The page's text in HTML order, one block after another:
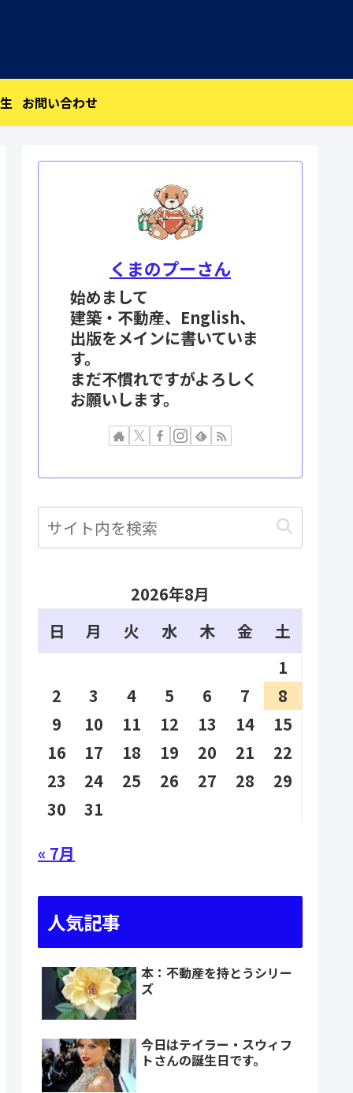
お問い合わせ
くまのプーさん
始めまして
建築・不動産、English、
出版をメインに書いていま
す。
まだ不慣れですがよろしく
お願いします。
2026年8月
日
月 火 水 木 金
土
1
2
3 4 5 6 7
8
9
10 11 12 13 14
15
16
17 18 19 20 21
22
23
24 25 26 27 28
29
30
31
« 7月
人気記事
本：不動産を持とうシリー
ズ
今日はテイラー・スウィフ
トさんの誕生日です。